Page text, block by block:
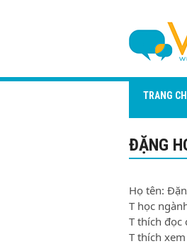
TRANG
ĐẶNG
Họ tên:
T học
T thích đọc
T thích